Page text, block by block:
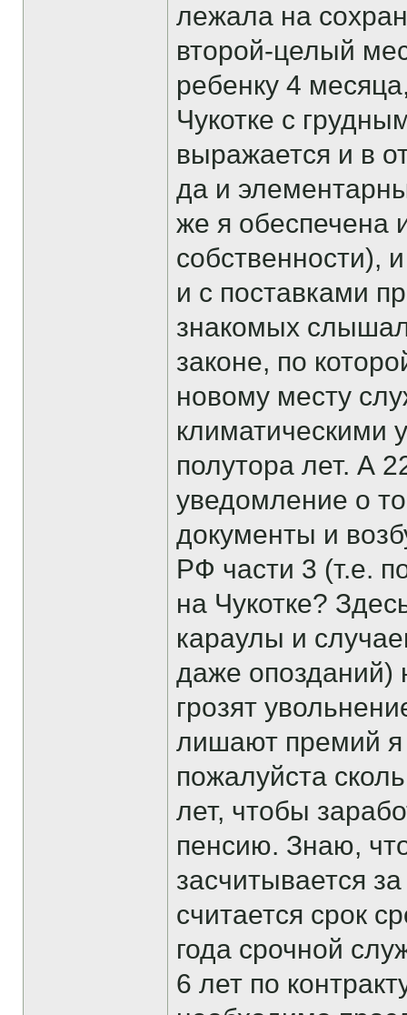
лежала на
второй-целый
ребенку 4
Чукотке с
выражается и в
да и
же я обеспечена
собственности),
и с поставками
знакомых
законе, по
новому месту
климатическими
полутора лет. А
уведомление о
документы и
РФ части 3 (т.е.
на Чукотке?
караулы и
даже опозданий)
грозят
лишают премий
пожалуйста
лет, чтобы
пенсию. Знаю,
засчитывается
считается срок
года срочной
6 лет по